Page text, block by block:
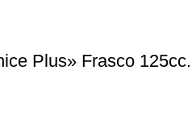
Plus» Frasco 125cc.